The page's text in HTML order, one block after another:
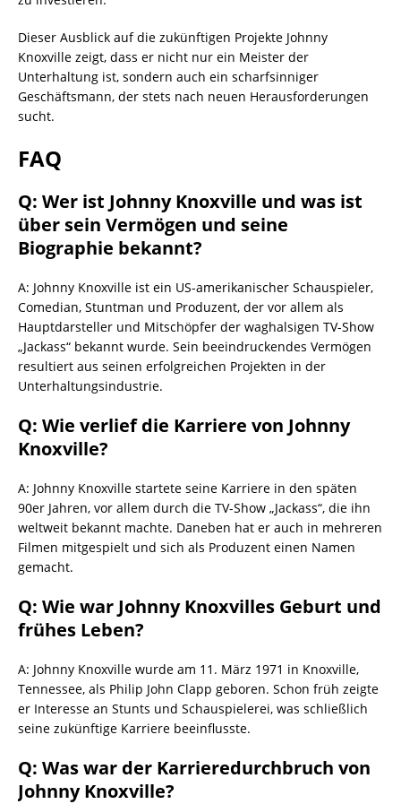
Dieser Ausblick auf die zukünftigen Projekte Johnny
Knoxville zeigt, dass er nicht nur ein Meister der
Unterhaltung ist, sondern auch ein scharfsinniger
Geschäftsmann, der stets nach neuen Herausforderungen
sucht.
FAQ
Q: Wer ist Johnny Knoxville und was ist
über sein Vermögen und seine
Biographie bekannt?
A: Johnny Knoxville ist ein US-amerikanischer Schauspieler,
Comedian, Stuntman und Produzent, der vor allem als
Hauptdarsteller und Mitschöpfer der waghalsigen TV-Show
„Jackass“ bekannt wurde. Sein beeindruckendes Vermögen
resultiert aus seinen erfolgreichen Projekten in der
Unterhaltungsindustrie.
Q: Wie verlief die Karriere von Johnny
Knoxville?
A: Johnny Knoxville startete seine Karriere in den späten
90er Jahren, vor allem durch die TV-Show „Jackass“, die ihn
weltweit bekannt machte. Daneben hat er auch in mehreren
Filmen mitgespielt und sich als Produzent einen Namen
gemacht.
Q: Wie war Johnny Knoxvilles Geburt und
frühes Leben?
A: Johnny Knoxville wurde am 11. März 1971 in Knoxville,
Tennessee, als Philip John Clapp geboren. Schon früh zeigte
er Interesse an Stunts und Schauspielerei, was schließlich
seine zukünftige Karriere beeinflusste.
Q: Was war der Karrieredurchbruch von
Johnny Knoxville?